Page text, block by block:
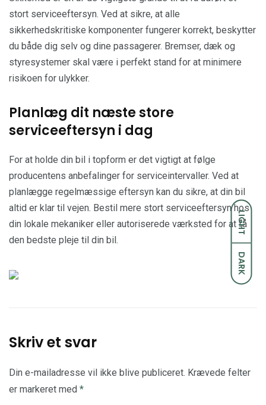
LIGHT
DARK
stort serviceeftersyn. Ved at sikre, at alle
sikkerhedskritiske komponenter fungerer korrekt, beskytter
du både dig selv og dine passagerer. Bremser, dæk og
styresystemer skal være i perfekt stand for at minimere
risikoen for ulykker.
Planlæg dit næste store
serviceeftersyn i dag
For at holde din bil i topform er det vigtigt at følge
producentens anbefalinger for serviceintervaller. Ved at
planlægge regelmæssige eftersyn kan du sikre, at din bil
altid er klar til vejen. Bestil mere stort serviceeftersyn hos
din lokale mekaniker eller autoriserede værksted for at få
den bedste pleje til din bil.
Skriv et svar
Din e-mailadresse vil ikke blive publiceret. Krævede felter
er markeret med *